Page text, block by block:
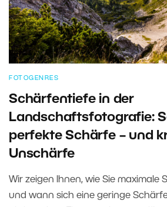
FOTOGENRES
Schärfentiefe in der
Landschaftsfotografie:
perfekte Schärfe – und
Unschärfe
Wir zeigen Ihnen, wie Sie maximale
und wann sich eine geringe